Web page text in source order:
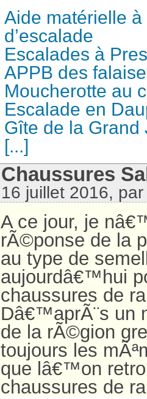
Aide matérielle à
d’escalade
Escalades à
APPB des
Moucherotte au
Escalade en
Gîte de la Grand
[...]
Chaussures
16 juillet 2016,
A ce jour, je
rÃ©ponse de la
au type de
aujourdâ€™hui
chaussures de
Dâ€™aprÃ¨s un
de la rÃ©gion
toujours les
que lâ€™on
chaussures de